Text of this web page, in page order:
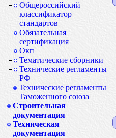
Общероссийский
классификатор
стандартов
Обязательная
сертификация
Окп
Тематические сборники
Технические регламенты
РФ
Технические регламенты
Таможенного союза
Строительная
документация
Техническая
документация